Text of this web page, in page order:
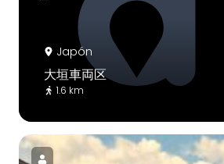
Japón
大垣車両区
1.6 km